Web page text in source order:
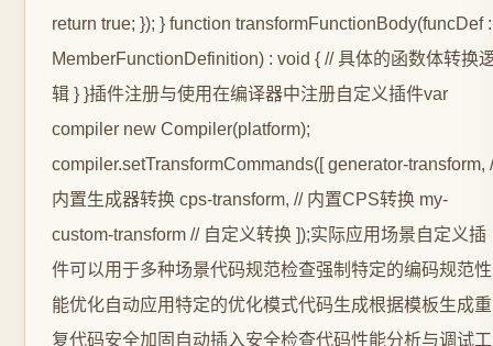
return true; }); } function transformFunctionBody(funcDef :
MemberFunctionDefinition) : void { // 具体的函数体转换
辑 } }插件注册与使用在编译器中注册自定义插件var
compiler new Compiler(platform);
compiler.setTransformCommands([ generator-transform,
内置生成器转换 cps-transform, // 内置CPS转换 my-
custom-transform // 自定义转换 ]);实际应用场景自定义插
件可以用于多种场景代码规范检查强制特定的编码规范性
能优化自动应用特定的优化模式代码生成根据模板生成重
复代码安全加固自动插入安全检查代码性能分析与调试工